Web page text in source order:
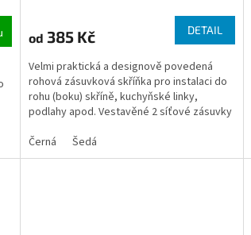
od 385 Kč DETAIL
Velmi praktická a designově povedená
rohová zásuvková skříňka pro instalaci do
rohu (boku) skříně, kuchyňské linky,
podlahy apod. Vestavěné 2 síťové zásuvky
Černá
Šedá